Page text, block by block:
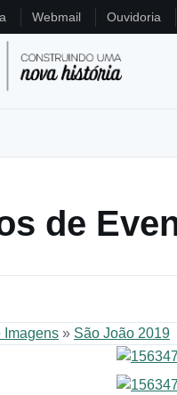
Webmail Ouvidoria
de
Imagens» São João 2019